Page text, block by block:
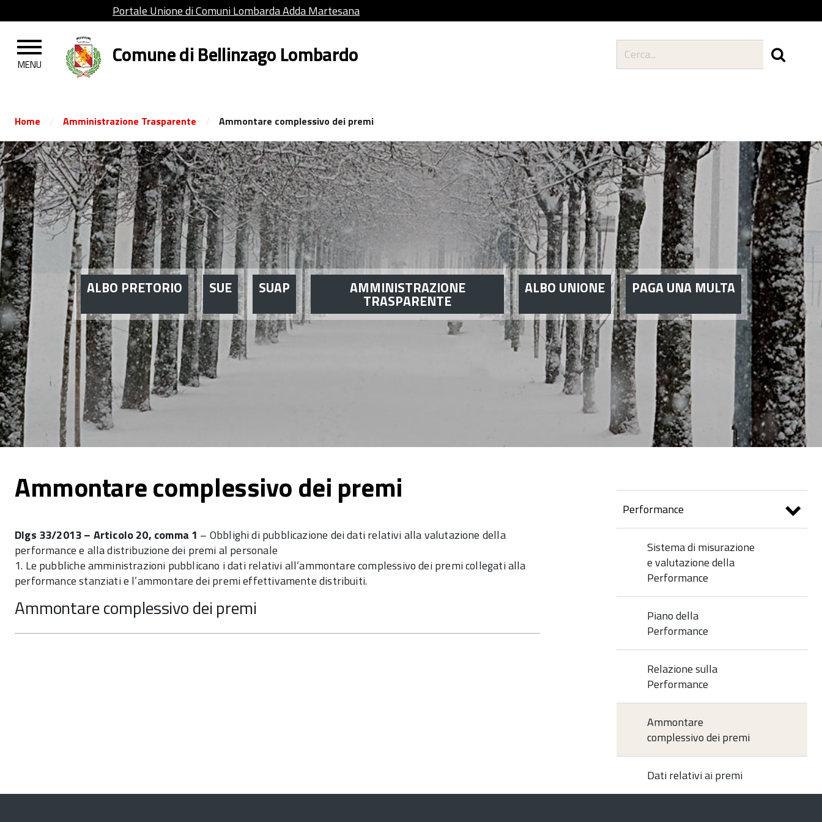
Portale Unione di Comuni Lombarda Adda Martesana
Comune di Bellinzago Lombardo
Home / Amministrazione Trasparente / Ammontare complessivo dei premi
ALBO PRETORIO SUE SUAP AMMINISTRAZIONE
TRASPARENTE
ALBO UNIONE PAGA UNA MULTA
Ammontare complessivo dei premi
Dlgs 33/2013 – Articolo 20, comma 1 – Obblighi di pubblicazione dei dati relativi alla valutazione della
performance e alla distribuzione dei premi al personale
1. Le pubbliche amministrazioni pubblicano i dati relativi all’ammontare complessivo dei premi collegati alla
performance stanziati e l’ammontare dei premi effettivamente distribuiti.
Ammontare complessivo dei premi
Performance
Sistema di misurazione
e valutazione della
Performance
Piano della
Performance
Relazione sulla
Performance
Ammontare
complessivo dei premi
Dati relativi ai premi